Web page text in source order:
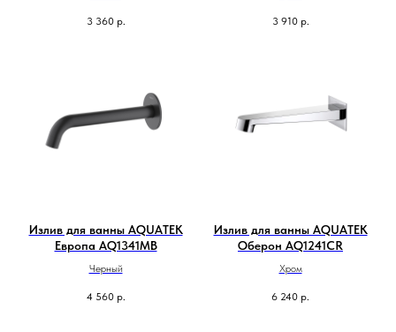
3 360 р. 3 910 р.
Излив для ванны AQUATEK
Европа AQ1341MB
Черный
4 560 р.
Излив для ванны AQUATEK
Оберон AQ1241CR
Хром
6 240 р.